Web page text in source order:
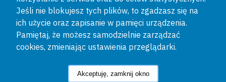
Jeśli nie blokujesz tych plików, to zgadzasz się na
ich użycie oraz zapisanie w pamięci urządzenia.
Pamiętaj, że możesz samodzielnie zarządzać
cookies, zmieniając ustawienia przeglądarki.
Akceptuję, zamknij okno